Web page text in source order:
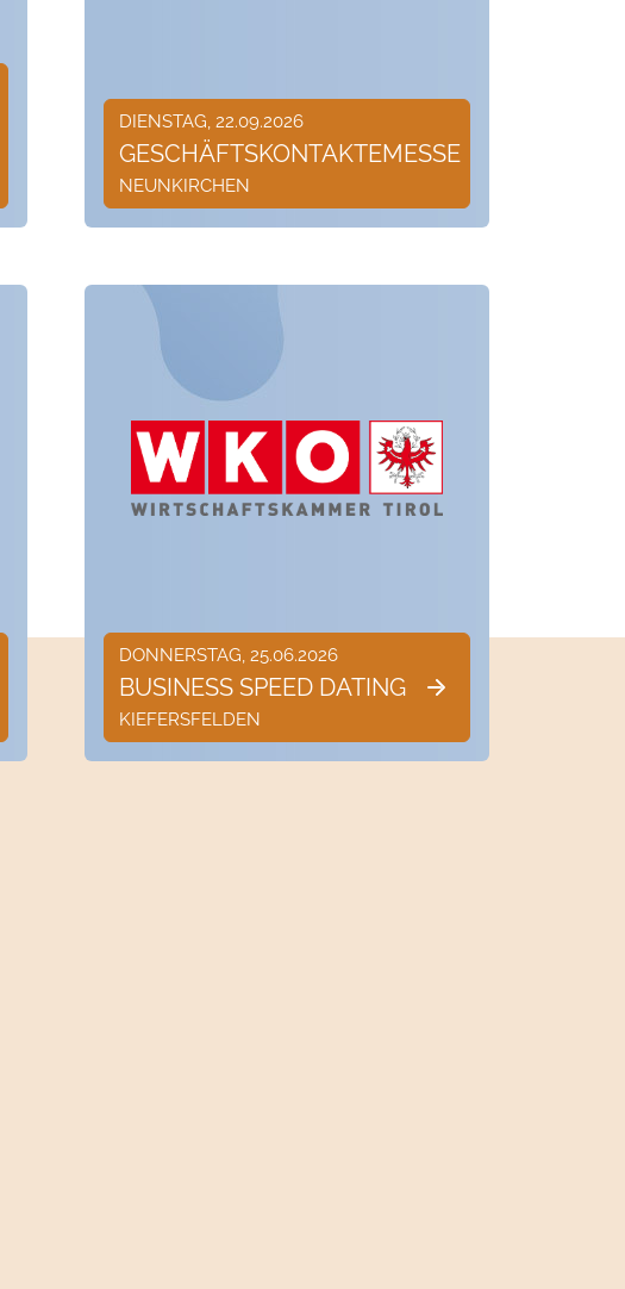
DIENSTAG, 22.09.2026
GESCHÄFTSKONTAKTEMESSE
NEUNKIRCHEN
DONNERSTAG, 25.06.2026
BUSINESS SPEED DATING
KIEFERSFELDEN